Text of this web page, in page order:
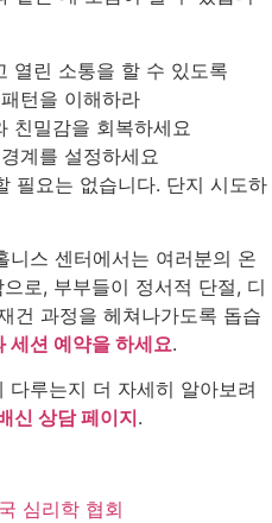
열린 소통을 할 수 있도록
턴을 이해하라
친밀감을 회복하세요
계를 설정하세요
필요는 없습니다. 단지 시도하
니스 센터에서는 여러분의 온
로, 부부들이 정서적 단절, 디
건 과정을 헤쳐나가도록 돕습
세션 예약을 하세요.
다루는지 더 자세히 알아보려
신 상담 페이지.
심리학 협회